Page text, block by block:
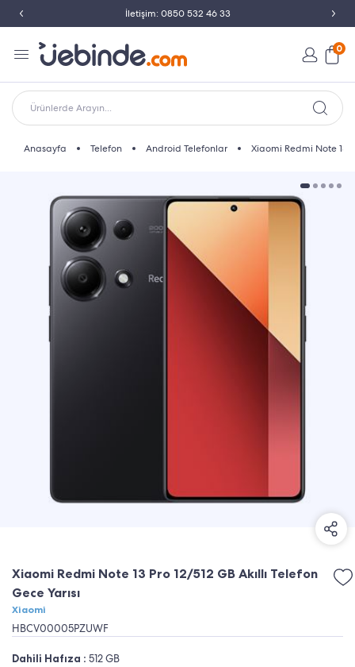
Peşin Fiyatına Taksit İmkanı
0
Ürünlerde Arayın...
Anasayfa Telefon Android Telefonlar Xiaomi Redmi Note 13
Xiaomi Redmi Note 13 Pro 12/512 GB Akıllı Telefon
Gece Yarısı
Xiaomi
HBCV00005PZUWF
Dahili Hafıza : 512 GB